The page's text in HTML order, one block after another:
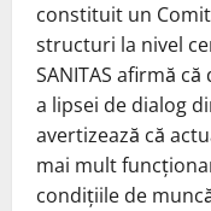
constituit un
structuri la nivel
SANITAS afirmă
a lipsei de dialog
avertizează că
mai mult
condițiile de